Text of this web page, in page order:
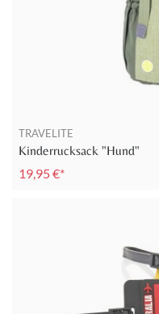
TRAVELITE
Kinderrucksack "Hund"
19,95 €*